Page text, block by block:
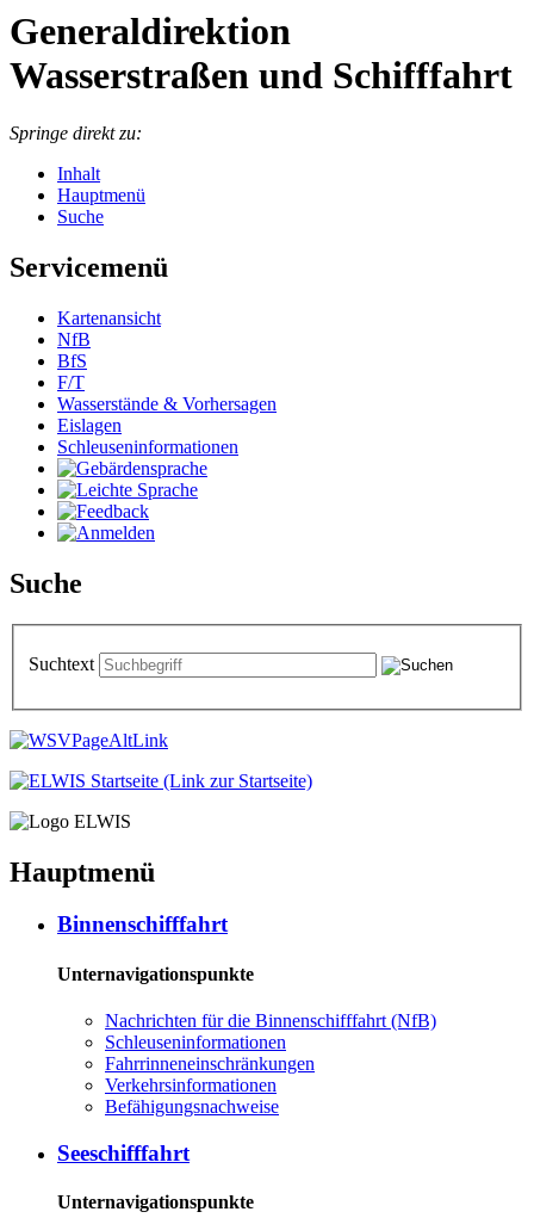
Generaldirektion
Wasserstraßen und Schifffahrt
Springe direkt zu:
Inhalt
Hauptmenü
Suche
Servicemenü
Kar­ten­an­sicht
NfB
BfS
F/T
Was­ser­stän­de & Vor­her­sa­gen
Eis­la­gen
Schleu­sen­in­for­ma­tio­nen
Suche
Suchtext
Hauptmenü
Bin­nen­schiff­fahrt
Unternavigationspunkte
Nach­rich­ten für die Bin­nen­schiff­fahrt (NfB)
Schleu­sen­in­for­ma­tio­nen
Fahr­rin­nen­ein­schrän­kun­gen
Ver­kehrs­in­for­ma­tio­nen
Be­fä­hi­gungs­nach­wei­se
See­schiff­fahrt
Unternavigationspunkte